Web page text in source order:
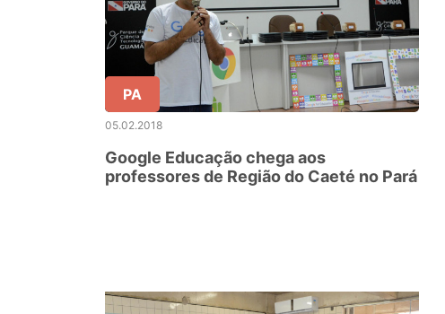
PA
05.02.2018
Google Educação chega aos
professores de Região do Caeté no Pará